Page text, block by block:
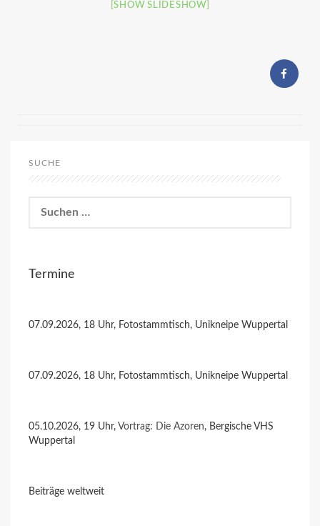
[SHOW SLIDESHOW]
SUCHE
nach:
Termine
07.09.2026, 18 Uhr, Fotostammtisch, Unikneipe Wuppertal
07.09.2026, 18 Uhr, Fotostammtisch, Unikneipe Wuppertal
05.10.2026, 19 Uhr, Vortrag: Die Azoren, Bergische VHS
Wuppertal
Beiträge weltweit